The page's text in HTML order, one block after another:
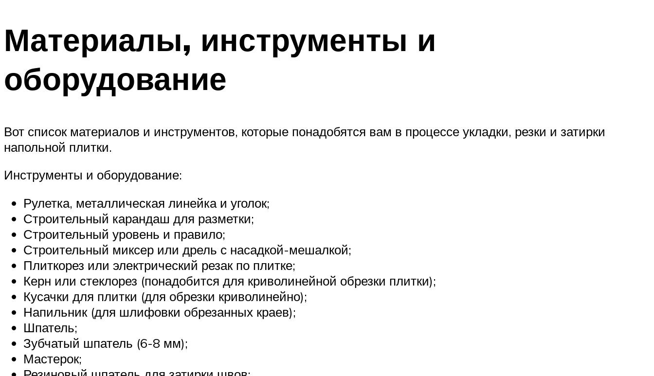
Материалы, инструменты и
оборудование
Вот список материалов и инструментов, которые понадобятся вам в процессе укладки, резки и затирки
напольной плитки.
Инструменты и оборудование:
Рулетка, металлическая линейка и уголок;
Строительный карандаш для разметки;
Строительный уровень и правило;
Строительный миксер или дрель с насадкой-мешалкой;
Плиткорез или электрический резак по плитке;
Керн или стеклорез (понадобится для криволинейной обрезки плитки);
Кусачки для плитки (для обрезки криволинейно);
Напильник (для шлифовки обрезанных краев);
Шпатель;
Зубчатый шпатель (6-8 мм);
Мастерок;